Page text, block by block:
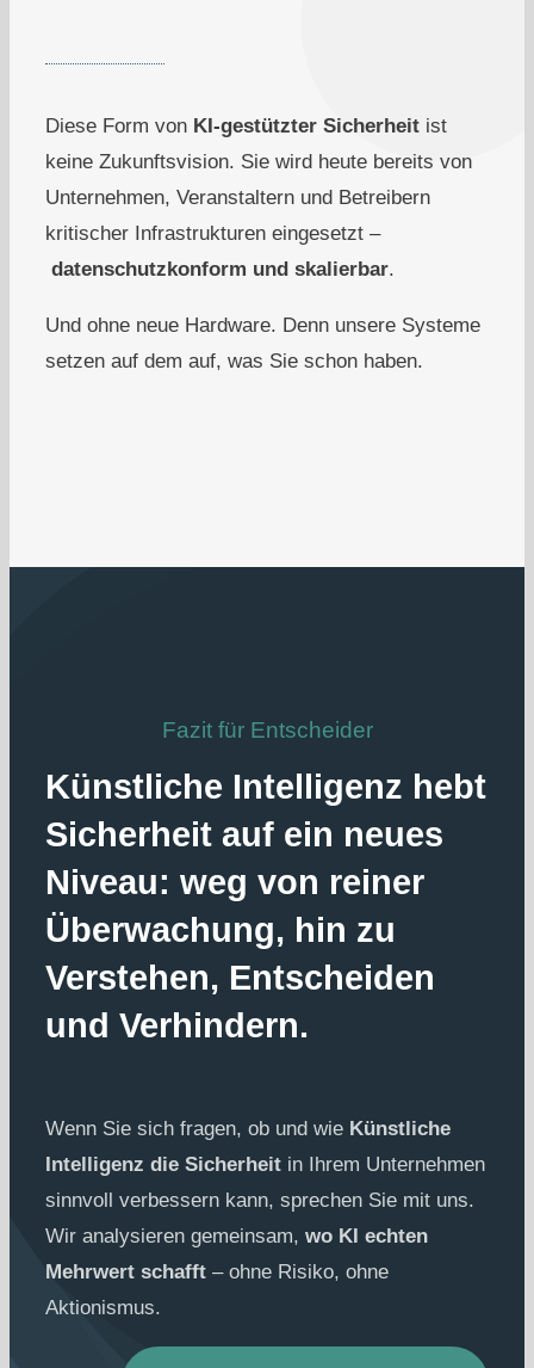
Diese Form von KI-gestützter Sicherheitist
keine Zukunftsvision. Sie wird heute bereits von
Unternehmen, Veranstaltern und Betreibern
kritischer Infrastrukturen eingesetzt –
datenschutzkonform und skalierbar.
Und ohne neue Hardware. Denn unsere Systeme
setzen auf dem auf, was Sie schon haben.
Fazit für Entscheider
Künstliche Intelligenz hebt
Sicherheit auf ein neues
Niveau: weg von reiner
Überwachung, hin zu
Verstehen, Entscheiden
und Verhindern.
Wenn Sie sich fragen, ob und wie Künstliche
Intelligenz die Sicherheitin Ihrem Unternehmen
sinnvoll verbessern kann, sprechen Sie mit uns.
Wir analysieren gemeinsam, wo KI echten
Mehrwert schafft– ohne Risiko, ohne
Aktionismus.